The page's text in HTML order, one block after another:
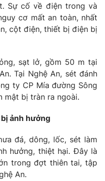
Việt Nam
điện tử số 483/GP-BTTTT
Hạnh, Phạm Quốc Thắng,
355 932
897
Sự cố về điện trong và
cơ mất an toàn, nhất
cột điện, thiết bị điện bị
sạt lở, gồm 50 m tại
Tại Nghệ An, sét đánh
ty CP Mía đường Sông
mật bị tràn ra ngoài.
bị ảnh hưởng
đá, dông, lốc, sét làm
hưởng, thiệt hại. Đây là
trong đợt thiên tai, tập
An.